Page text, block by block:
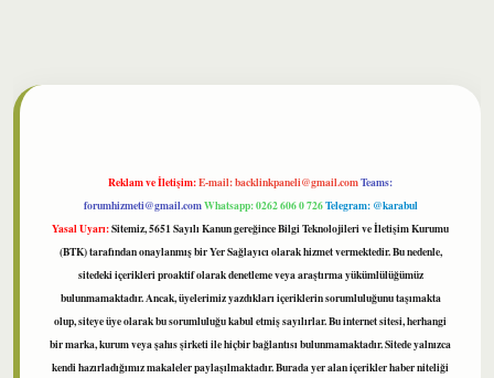
Reklam ve İletişim:E-mail:backlinkpaneli@gmail.comTeams:
forumhizmeti@gmail.comWhatsapp: 0262 606 0 726Telegram: @karabul
Yasal Uyarı:Sitemiz, 5651 Sayılı Kanun gereğince Bilgi Teknolojileri ve İletişim Kurumu
(BTK) tarafından onaylanmış bir Yer Sağlayıcı olarak hizmet vermektedir. Bu nedenle,
sitedeki içerikleri proaktif olarak denetleme veya araştırma yükümlülüğümüz
bulunmamaktadır. Ancak, üyelerimiz yazdıkları içeriklerin sorumluluğunu taşımakta
olup, siteye üye olarak bu sorumluluğu kabul etmiş sayılırlar. Bu internet sitesi, herhangi
bir marka, kurum veya şahıs şirketi ile hiçbir bağlantısı bulunmamaktadır. Sitede yalnızca
kendi hazırladığımız makaleler paylaşılmaktadır. Burada yer alan içerikler haber niteliği